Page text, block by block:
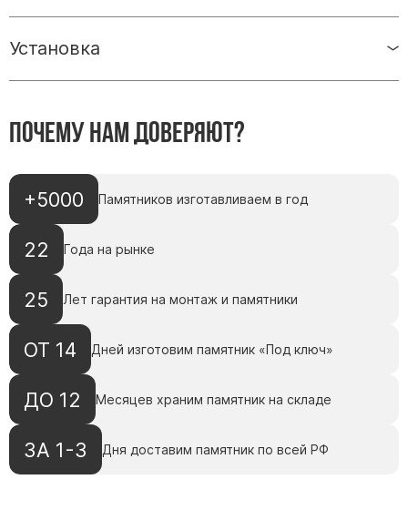
Памятники отцу
Памятники врачу
Памятники индивидуальные
Памятники прямоугольные
Памятники с воздушным креcтом
Установка
Почему нам доверяют?
+5000 Памятников изготавливаем в год
22 Года на рынке
25 Лет гарантия на монтаж и памятники
ОТ 14 Дней изготовим памятник «Под ключ»
ДО 12 Месяцев храним памятник на складе
ЗА 1-3 Дня доставим памятник по всей РФ